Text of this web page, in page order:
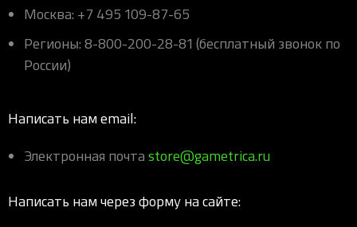
Москва: +7 495 109-87-65
Регионы: 8-800-200-28-81 (бесплатный звонок по
России)
Написать нам email:
Электронная почта store@gametrica.ru
Написать нам через форму на сайте: